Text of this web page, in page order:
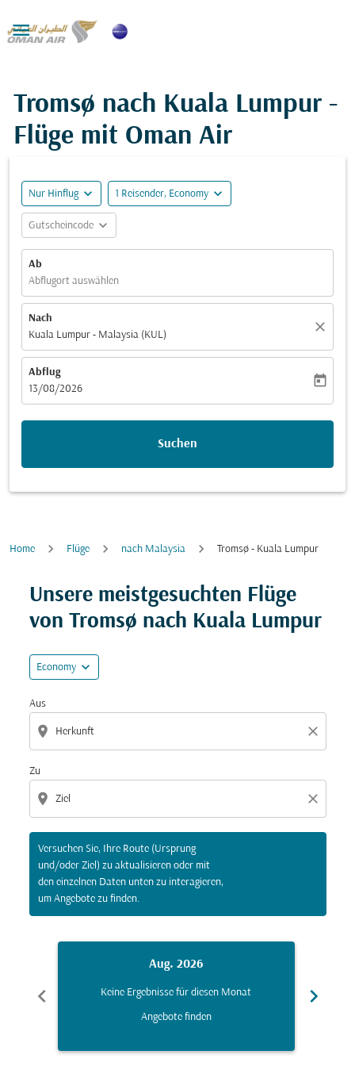

Tromsø nach Kuala Lumpur -
Flüge mit Oman Air
Nur Hinflug expand_more 1 Reisender, Economy expand_more
Gutscheincode expand_more
Ab
Abflugort auswählen
Nach
Kuala Lumpur - Malaysia (KUL)
close
Abflug
fc-booking-departure-date-aria-label
13/08/2026
today
Suchen
Home Flüge nach Malaysia Tromsø - Kuala Lumpur
Unsere meistgesuchten Flüge
von Tromsø nach Kuala Lumpur
Economy expand_more
Aus
location_on close
Zu
location_on close
Versuchen Sie, Ihre Route (Ursprung
und/oder Ziel) zu aktualisieren oder mit
den einzelnen Daten unten zu interagieren,
um Angebote zu finden.
Versuchen Sie, Ihre Route (Ursprung und/oder Ziel)
chevron_left
Aug. 2026
Keine Ergebnisse für diesen Monat
Angebote finden
chevron_right